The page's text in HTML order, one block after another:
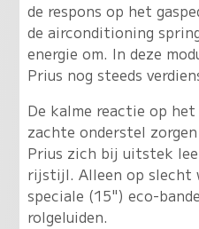
de respons op het
de airconditioning
energie om. In deze
Prius nog steeds
De kalme reactie op
zachte onderstel
Prius zich bij uitstek
rijstijl. Alleen op slecht
speciale (15") eco-
rolgeluiden.